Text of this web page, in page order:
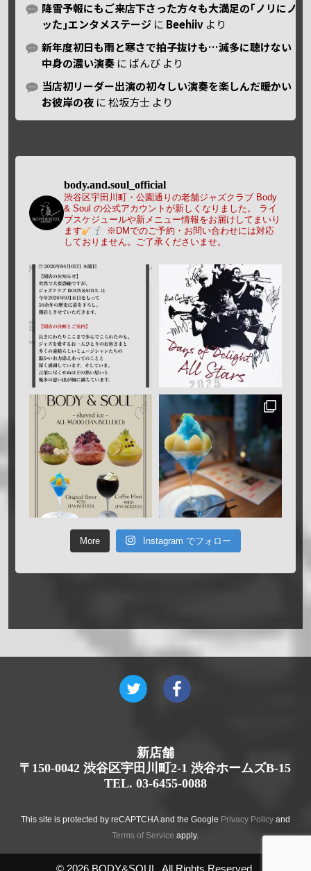
降雪予報にもご来店下さった方々も大満足の｢ノリにノ
ッた｣エンタメステージ に Beehiiv より
新年度初日も雨と寒さで拍子抜けも…滅多に聴けない
中身の濃い演奏 に ばんび より
当店初リーダー出演の初々しい演奏を楽しんだ暖かい
お彼岸の夜 に松坂方士 より
body.and.soul_official
渋谷区宇田川町・公園通りの老舗ジャズクラブ Body
& Soul の公式アカウントが新しくなりました。
ライ
ブスケジュールや新メニュー情報をお届けしてまいり
ます
※DMでのご予約・お問い合わせには対応
しておりません。ご了承くださいませ。
More Instagram でフォロー
新店舗
〒150-0042 渋谷区宇田川町2-1 渋谷ホームズB-15
TEL. 03-6455-0088
This site is protected by reCAPTCHA and the Google Privacy Policyand
Terms of Service apply.
© 2026 BODY&SOUL. All Rights Reserved.